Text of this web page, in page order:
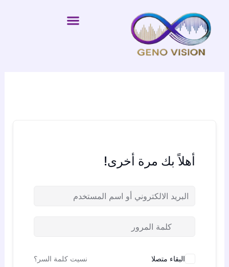
المحتوى
أهلاً بك مرة أخرى!
البقاء متصلا نسيت كلمة السر؟